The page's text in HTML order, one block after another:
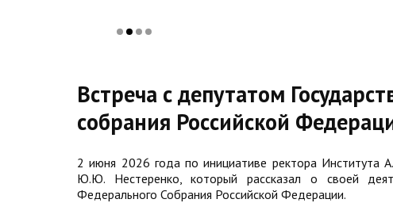
Встреча с депутатом
собрания Российской
2 июня 2026 года по инициативе ректора Института
Ю.Ю. Нестеренко, который рассказал о своей
Федерального Собрания Российской Федерации.